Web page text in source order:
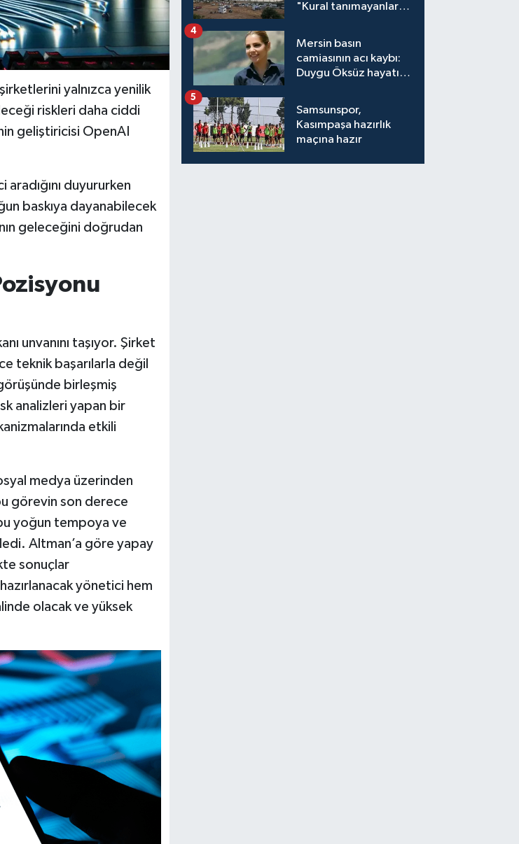
yalnızca yenilik
riskleri daha ciddi
geliştiricisi OpenAI
duyururken
baskıya dayanabilecek
geleceğini doğrudan
unvanını taşıyor. Şirket
teknik başarılarla değil
birleşmiş
analizleri yapan bir
etkili
medya üzerinden
görevin son derece
yoğun tempoya ve
Altman’a göre yapay
sonuçlar
yönetici hem
olacak ve yüksek
"Kural tanımayanlar
Mersin basın
camiasının acı kaybı:
Duygu Öksüz hayatını
4
Samsunspor,
Kasımpaşa hazırlık
maçına hazır
5